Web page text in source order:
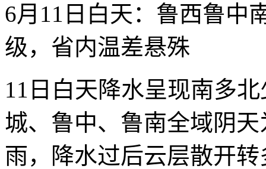
6月11日白天：鲁西鲁中
级，省内温差悬殊
11日白天降水呈现南多
城、鲁中、鲁南全域阴
雨，降水过后云层散开